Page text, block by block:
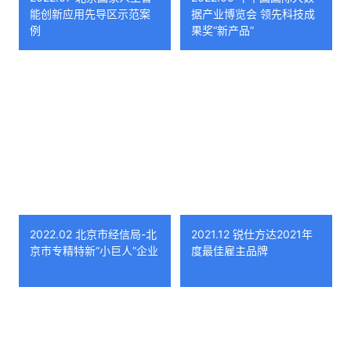
能创新应用先导区示范案
例
据产业博览会 领先科技成
果奖“新产品”
2022.02 北京市经信局-北
京市专精特新“小巨人”企业
2021.12 锐仕方达2021年
度最佳雇主品牌